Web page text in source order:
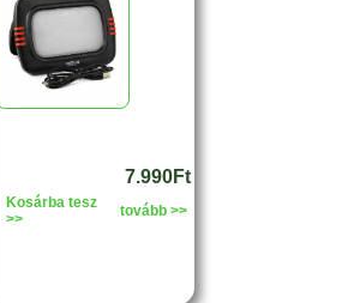
7.990Ft
Kosárba tesz
>>
tovább >>